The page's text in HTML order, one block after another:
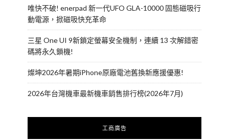
唯快不破! enerpad 新一代UFO GLA-10000 固態磁吸行
動電源，掀磁吸快充革命
三星 One UI 9新鎖定螢幕安全機制，連續 13 次解錯密
碼將永久鎖機!
燦坤2026年暑期iPhone原廠電池舊換新應援優惠!
2026年台灣機車最新機車銷售排行榜(2026年7月)
工商廣告